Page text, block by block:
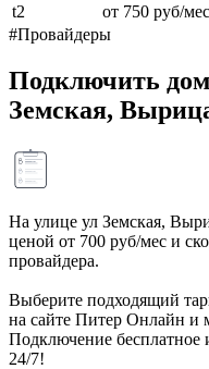
t2
от 750 руб/мес
#Провайдеры
Подключить
Земская,
На улице ул Земская,
ценой от 700 руб/мес и
провайдера.
Выберите подходящий
на сайте Питер Онлайн и
Подключение бесплатное
24/7!